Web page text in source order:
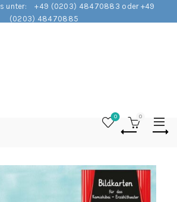
unter:
+49 (0203) 48470883 oder +49
(0203) 48470885
0 0